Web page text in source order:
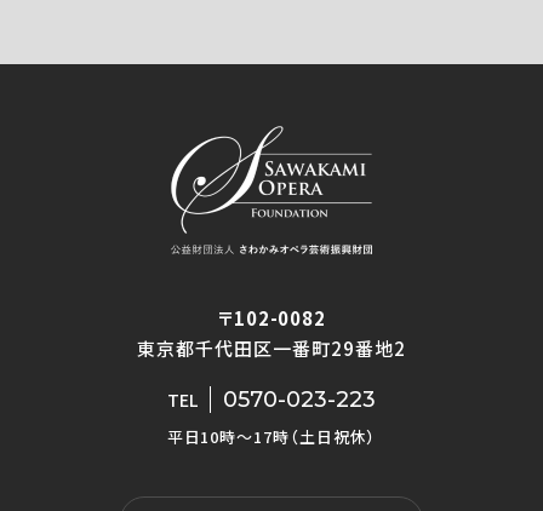
〒102-0082
東京都千代田区一番町29番地2
TEL 0570-023-223
平日10時〜17時（土日祝休）